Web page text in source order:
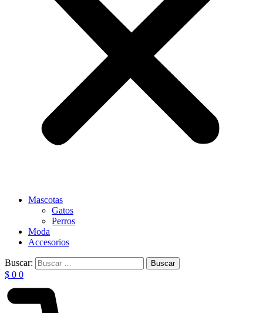
Mascotas
Gatos
Perros
Moda
Accesorios
Buscar:
$ 0 0